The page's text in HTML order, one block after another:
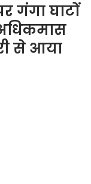
गंगा घाटों
से आया